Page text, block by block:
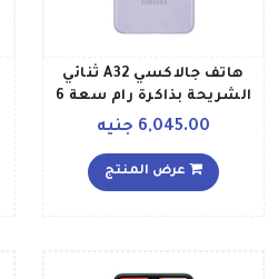
هاتف جالاكسي A32 ثنائي
الشريحة بذاكرة رام سعة 6
جيجابايت وذاكرة تخزين
تقنية 4G LTE بلونٍ بنفسجي
رائع إصدار الشرق الأوسط
6,045.00 جنيه
عرض المنتج